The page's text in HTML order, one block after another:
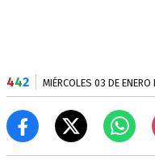
442 MIÉRCOLES 03 DE